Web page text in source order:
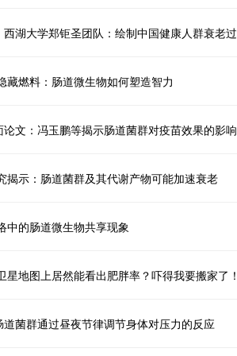
藏燃料：肠道微生物如何塑造智力
文：冯玉鹏等揭示肠道菌群对疫苗效果的影响
揭示：肠道菌群及其代谢产物可能加速衰老
中的肠道微生物共享现象
星地图上居然能看出肥胖率？吓得我要搬家了！
道菌群通过昼夜节律调节身体对压力的反应